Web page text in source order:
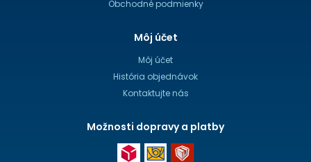
Obchodné podmienky
Môj účet
Môj účet
História objednávok
Kontaktujte nás
Možnosti dopravy a platby